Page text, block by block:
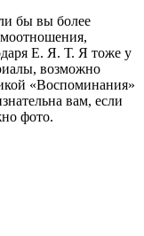
бы вы более
Е. Я. Т. Я тоже у
возможно
«Воспоминания»
вам, если
фото.